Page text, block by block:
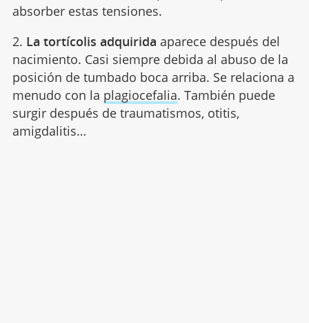
absorber estas tensiones.
2. La tortícolis adquirida aparece después del
nacimiento. Casi siempre debida al abuso de la
posición de tumbado boca arriba. Se relaciona a
menudo con la plagiocefalia. También puede
surgir después de traumatismos, otitis,
amigdalitis…